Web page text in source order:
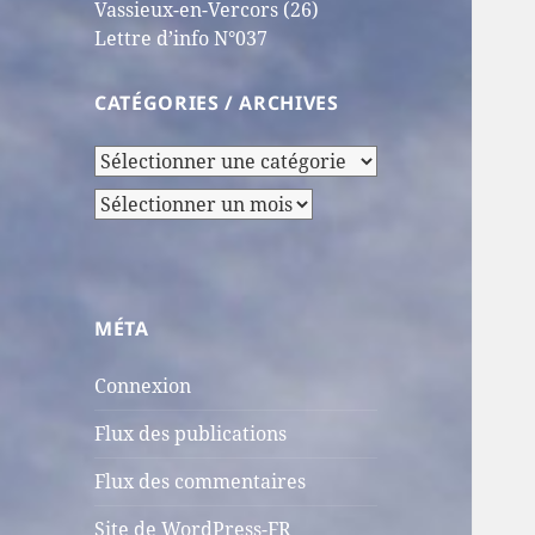
Vassieux-en-Vercors (26)
Lettre d’info N°037
CATÉGORIES / ARCHIVES
Catégories
/
Archives
Archives
MÉTA
Connexion
Flux des publications
Flux des commentaires
Site de WordPress-FR